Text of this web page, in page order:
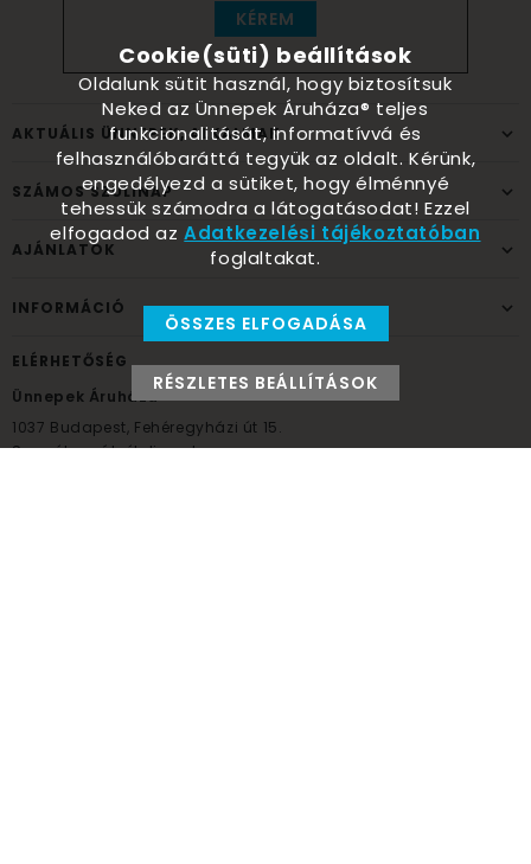
KÉREM
AKTUÁLIS ÜNNEPEK, ALKALMAK
SZÁMOS SZÜLINAP
AJÁNLATOK
INFORMÁCIÓ
ELÉRHETŐSÉG
Ünnepek Áruháza
1037 Budapest, Fehéregyházi út 15.
Személyes átvételi pont
Cookie(süti) beállítások
Oldalunk sütit használ, hogy biztosítsuk
Neked az Ünnepek Áruháza® teljes
funkcionalitását, informatívvá és
felhasználóbaráttá tegyük az oldalt. Kérünk,
engedélyezd a sütiket, hogy élménnyé
tehessük számodra a látogatásodat! Ezzel
elfogadod azAdatkezelési tájékoztatóban
foglaltakat.
ÖSSZES ELFOGADÁSA
RÉSZLETES BEÁLLÍTÁSOK